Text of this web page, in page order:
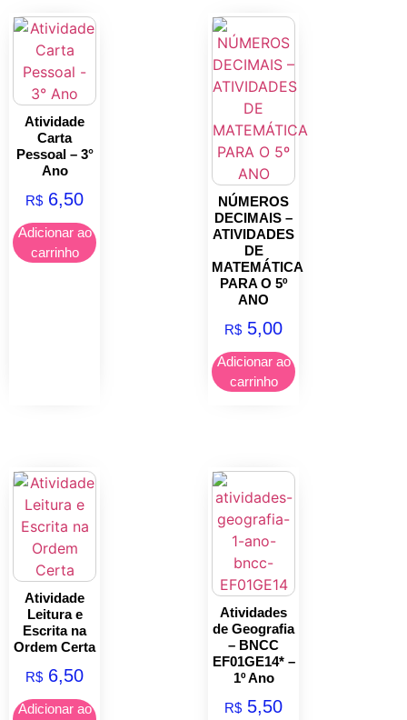
Atividade
Carta
Pessoal – 3°
Ano
R$ 6,50
Adicionar ao
carrinho
NÚMEROS
DECIMAIS –
ATIVIDADES
DE
MATEMÁTICA
PARA O 5º
ANO
R$ 5,00
Adicionar ao
carrinho
Atividade
Leitura e
Escrita na
Ordem Certa
R$ 6,50
Adicionar ao
Atividades
de Geografia
– BNCC
EF01GE14* –
1º Ano
R$ 5,50